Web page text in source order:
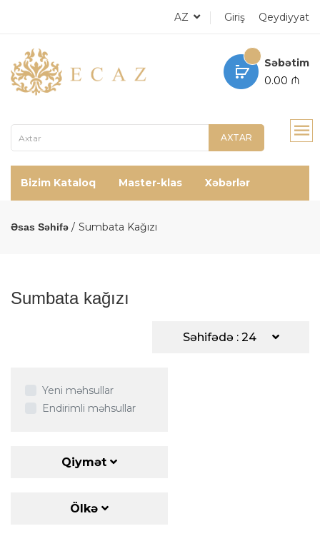
AZ Giriş Qeydiyyat
Səbətim
0.00 ₼
AXTAR
Bizim Kataloq Master-klas Xəbərlər
Əsas Səhifə Sumbata Kağızı
Sumbata kağızı
Səhifədə : 24
Yeni məhsullar
Endirimli məhsullar
Qiymət
Ölkə